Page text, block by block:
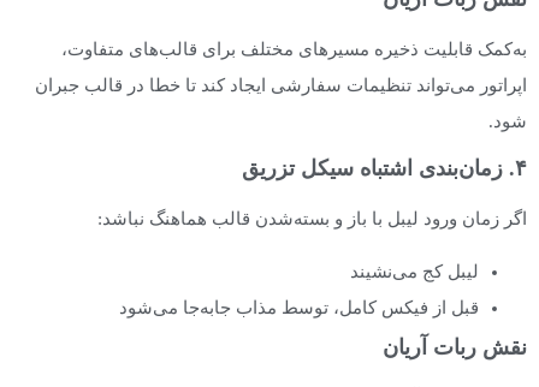
به‌کمک قابلیت ذخیره مسیرهای مختلف برای قالب‌های متفاوت،
اپراتور می‌تواند تنظیمات سفارشی ایجاد کند تا خطا در قالب جبران
شود.
۴. زمان‌بندی اشتباه سیکل تزریق
اگر زمان ورود لیبل با باز و بسته‌شدن قالب هماهنگ نباشد:
لیبل کج می‌نشیند
قبل از فیکس کامل، توسط مذاب جابه‌جا می‌شود
نقش ربات آریان